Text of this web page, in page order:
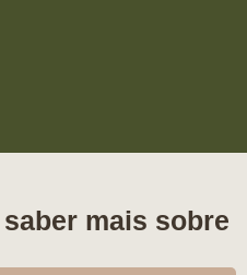
mais sobre